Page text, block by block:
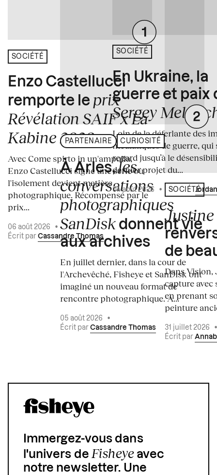
SOCIÉTÉ
Enzo Castellucci
remporte le prix
Révélation SAIF x La
Kabine 2026
Avec Come spirto in un'ampolla,
Enzo Castellucci signe une série où
l'isolement devient matière
photographique. Récompensé par le
prix...
06 août 2026
•
Écrit par Cassandre Thomas
PARTENAIRE CURIOSITÉ
À Arles,les
conversations
photographiques
SanDisk donnent vie
aux archives
En juillet dernier, dans la cour de
l'Archevêché, Fisheye et SanDisk ont
imaginé un nouveau format de
rencontre photographique. À...
05 août 2026
•
Écrit par Cassandre Thomas
SOCIÉTÉ
En Ukraine, la
guerre et paix
Sergey
Loin de la déferlante des
médiatiques de guerre, qui
regard jusqu’à le
dernier projet du...
04 août 2026 • Écrit par
SOCIÉTÉ
de
Dans
capture avec
en prenant
peinture
31 juillet 2026
Écrit par
Immergez-vous dans
l'univers de Fisheyeavec
notre newsletter. Une